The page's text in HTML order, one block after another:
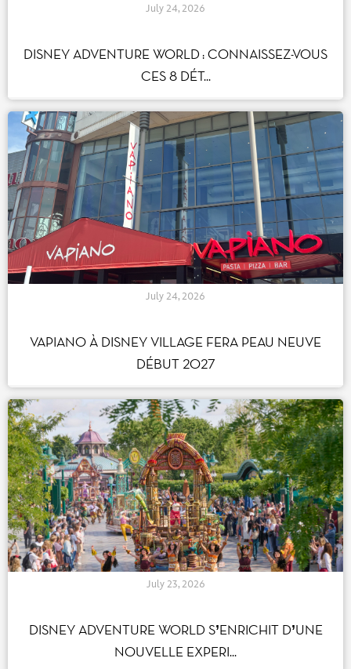
July 24, 2026
DISNEY ADVENTURE WORLD : CONNAISSEZ-
VOUS CES 8 DÉT...
July 24, 2026
VAPIANO À DISNEY VILLAGE FERA PEAU
NEUVE DÉBUT 2027
July 23, 2026
DISNEY ADVENTURE WORLD S’ENRICHIT
D’UNE NOUVELLE EXPERI...